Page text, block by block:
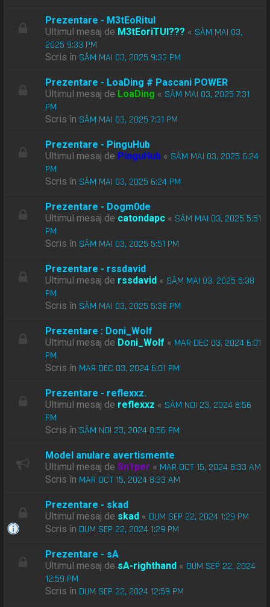
Prezentare - M3tEoRitul
Ultimul mesaj de M3tEoriTUl??? « SÂM MAI 03,
2025 9:33 PM
Scris în SÂM MAI 03, 2025 9:33 PM
Prezentare - LoaDing # Pascani POWER
Ultimul mesaj de LoaDing « SÂM MAI 03, 2025 7:31
PM
Scris în SÂM MAI 03, 2025 7:31 PM
Prezentare - PinguHub
Ultimul mesaj de PinguHub « SÂM MAI 03, 2025 6:24
PM
Scris în SÂM MAI 03, 2025 6:24 PM
Prezentare - Dogm0de
Ultimul mesaj de catondapc « SÂM MAI 03, 2025 5:51
PM
Scris în SÂM MAI 03, 2025 5:51 PM
Prezentare - rssdavid
Ultimul mesaj de rssdavid « SÂM MAI 03, 2025 5:38
PM
Scris în SÂM MAI 03, 2025 5:38 PM
Prezentare : Doni_Wolf
Ultimul mesaj de Doni_Wolf « MAR DEC 03, 2024 6:01
PM
Scris în MAR DEC 03, 2024 6:01 PM
Prezentare - reflexxz.
Ultimul mesaj de reflexxz « SÂM NOI 23, 2024 8:56
PM
Scris în SÂM NOI 23, 2024 8:56 PM
Model anulare avertismente
Ultimul mesaj deSn1per « MAR OCT 15, 2024 8:33 AM
Scris în MAR OCT 15, 2024 8:33 AM
Prezentare - skad
Ultimul mesaj de skad « DUM SEP 22, 2024 1:29 PM
Scris în DUM SEP 22, 2024 1:29 PM
Prezentare - sA
Ultimul mesaj de sA-righthand « DUM SEP 22, 2024
12:59 PM
Scris în DUM SEP 22, 2024 12:59 PM